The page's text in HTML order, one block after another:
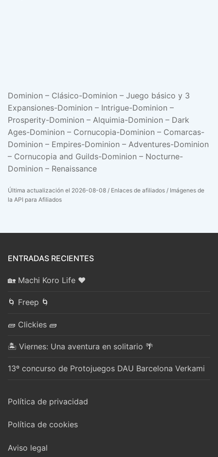
Dominion – Clásico-Dominion – Juego básico y 3
Expansiones-Dominion – Intrigue-Dominion –
Prosperity-Dominion – Alquimia-Dominion – Dark
Ages-Dominion – Cornucopia-Dominion – Comarcas-
Dominion – Empires-Dominion – Adventures-Dominion
– Cornucopia and Guilds-Dominion – Nocturne-
Dominion – Renaissance
Última actualización el 2026-08-08 / Enlaces de afiliados / Imágenes de
la API para Afiliados
ENTRADAS RECIENTES
🏡 Machi Koro Life ❤️
🌀 Freep 🌀
🧱 Clickies 🧱
🏝️ Viernes: Una aventura en solitario 🌴
13º concurso de Protojuegos DAU Barcelona Verkami
Política de privacidad
Política de cookies
Aviso legal